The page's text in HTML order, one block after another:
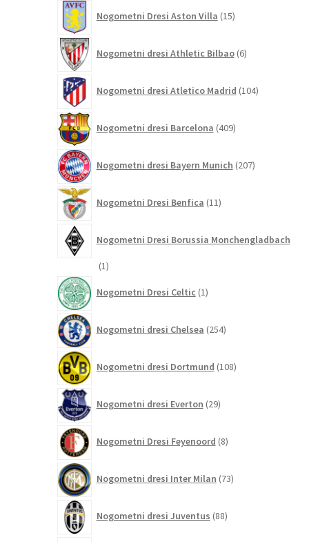
Nogometni Dresi Aston Villa 15izdelkov
Nogometni dresi Athletic Bilbao 6izdelkov
Nogometni dresi Atletico Madrid 104izdelki
Nogometni dresi Barcelona 409izdelkov
Nogometni dresi Bayern Munich 207izdelkov
Nogometni Dresi Benfica 11izdelkov
Nogometni Dresi Borussia Monchengladbach
11
Nogometni Dresi Celtic 1izdelek
Nogometni dresi Chelsea 254izdelkov
Nogometni dresi Dortmund 108izdelkov
Nogometni dresi Everton 29izdelkov
Nogometni Dresi Feyenoord 8izdelkov
Nogometni dresi Inter Milan 73izdelkov
Nogometni dresi Juventus 88izdelkov